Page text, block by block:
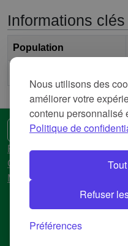
Nous utilisons des
améliorer votre
contenu personnalisé
Politique de
Refuser
Préférences
Informations clés
Population
🌍 Une autre langue
Politique de confidentialité
Conditions d'utilisation
Mentions légales
© 2018-